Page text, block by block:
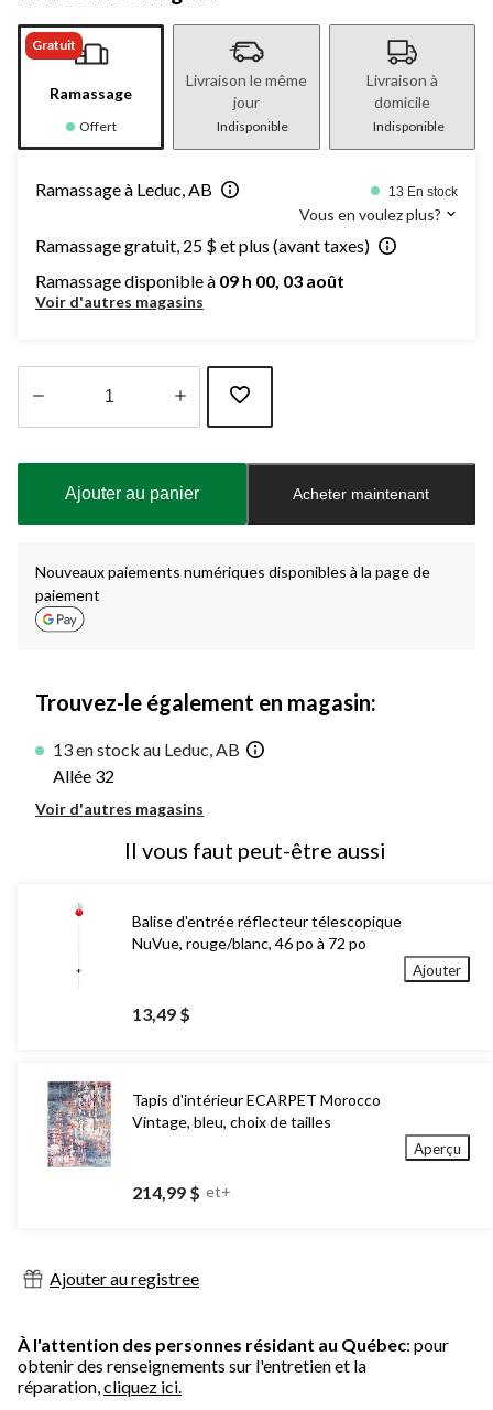
Gratuit
Ramassage
Offert
Livraison le même
jour
Indisponible
Livraison à
domicile
Indisponible
Ramassage à Leduc, AB 13 En stock
Vous en voulez plus?
Ramassage gratuit, 25 $ et plus (avant taxes)
Ramassage disponible à 09 h 00, 03 août
Voir d'autres magasins
à
Ajouter au panier Acheter maintenant
Nouveaux paiements numériques disponibles à la page de
paiement
Trouvez-le également en magasin:
13 en stock au Leduc, AB
Allée 32
Voir d'autres magasins
Il vous faut peut-être aussi
Balise d'entrée réflecteur télescopique
NuVue, rouge/blanc, 46 po à 72 po
13,49 $
Ajouter
Tapis d'intérieur ECARPET Morocco
Vintage, bleu, choix de tailles
214,99 $ et+
Aperçu
Ajouter au registree
À l'attention des personnes résidant au Québec: pour
obtenir des renseignements sur l'entretien et la
réparation,cliquez ici.